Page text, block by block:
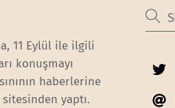
11 Eylül ile ilgili
konuşmayı
haberlerine
yaptı.